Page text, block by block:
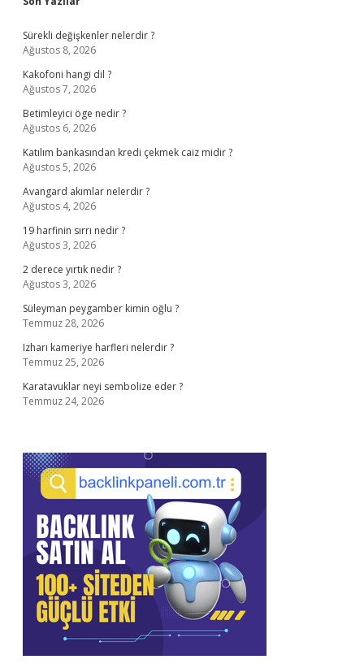
Sidebar
Sürekli değişkenler nelerdir ?
Ağustos 8, 2026
Kakofoni hangi dil ?
Ağustos 7, 2026
Betimleyici öge nedir ?
Ağustos 6, 2026
Katılım bankasından kredi çekmek caiz midir ?
Ağustos 5, 2026
Avangard akımlar nelerdir ?
Ağustos 4, 2026
19 harfinin sırrı nedir ?
Ağustos 3, 2026
2 derece yırtık nedir ?
Ağustos 3, 2026
Süleyman peygamber kimin oğlu ?
Temmuz 28, 2026
Izharı kameriye harfleri nelerdir ?
Temmuz 25, 2026
Karatavuklar neyi sembolize eder ?
Temmuz 24, 2026